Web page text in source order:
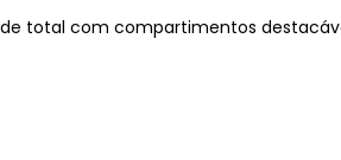
total com compartimentos